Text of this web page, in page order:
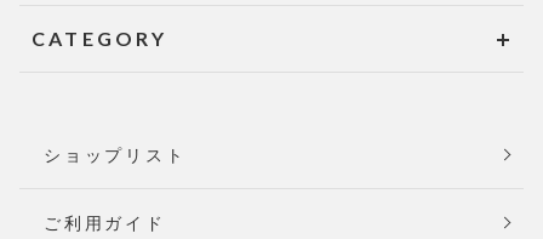
CATEGORY
ショップリスト
ご利用ガイド